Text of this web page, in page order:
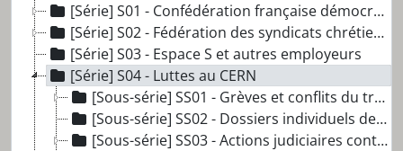
[Série] S01 - Confédération française démocratique du travail CFDT
[Série] S02 - Fédération des syndicats chrétiens de Genève / Syndicat interprofessionnel de travailleurs
[Série] S03 - Espace S et autres employeurs
[Série] S04 - Luttes au CERN
[Sous-série] SS01 - Grèves et conflits du travail au CERN
[Sous-série] SS02 - Dossiers individuels de travailleuses et travailleurs du CERN
[Sous-série] SS03 - Actions judiciaires contre l'extension des installations du CERN